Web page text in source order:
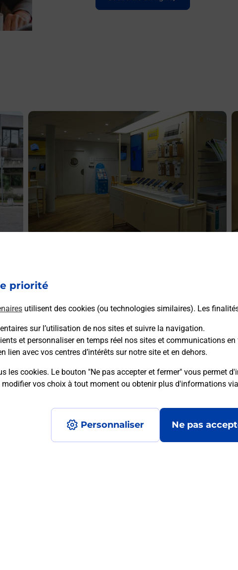
priorité
utilisent des cookies (ou technologies similaires). Les
sur l’utilisation de nos sites et suivre la navigation.
et personnaliser en temps réel nos sites et communications
lien avec vos centres d’intérêts sur notre site et en dehors.
les cookies. Le bouton "Ne pas accepter et fermer" vous permet
vos choix à tout moment ou obtenir plus d'informations via
Personnaliser Ne pas
par
En savoir plus
vous ? Découvrez notre offre de téléphones iPhone Apple
dans vos bureaux de Poste à SAINT PALAIS (64120) !
posées